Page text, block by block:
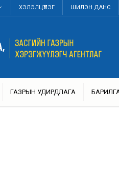
ХЭЛЭЛЦҮҮЛЭГ ШИЛЭН ДАНС
ГАЗРЫН УДИРДЛАГА